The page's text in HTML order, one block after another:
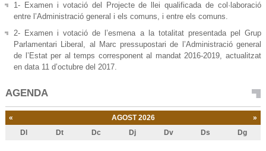
1- Examen i votació del Projecte de llei qualificada de col·laboració
entre l’Administració general i els comuns, i entre els comuns.
2- Examen i votació de l’esmena a la totalitat presentada pel Grup
Parlamentari Liberal, al Marc pressupostari de l’Administració general
de l’Estat per al temps corresponent al mandat 2016-2019, actualitzat
en data 11 d’octubre del 2017.
AGENDA
« AGOST 2026 »
Dl Dt Dc Dj Dv Ds Dg